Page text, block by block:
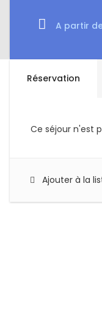
A partir
Réservation
Ce séjour n'est
Ajouter à la